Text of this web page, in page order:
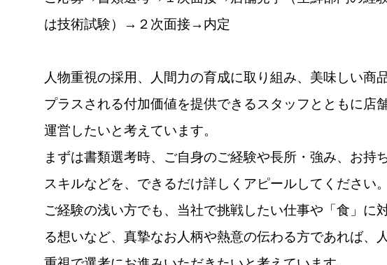
は技術試験）→２次面接→内定
人物重視の採用、人間力の育成に取り組み、美味しい商
プラスされる付加価値を提供できるスタッフとともに店
運営したいと考えています。
まずは書類選考時、ご自身のご経験や長所・強み、お持
スキルなどを、できるだけ詳しくアピールしてください。
ご経験の浅い方でも、当社で挑戦したい仕事や「食」に
る想いなど、真摯なお人柄や熱意の伝わる方であれば、